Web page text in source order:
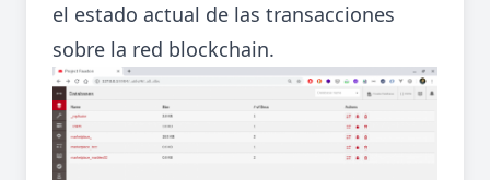
el estado actual de las transacciones
sobre la red blockchain.